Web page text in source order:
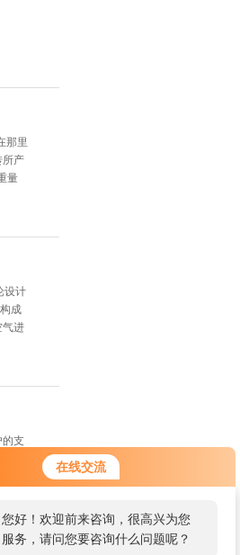
在线交流
您好！欢迎前来咨询，很高兴为您
服务，请问您要咨询什么问题呢？
那里
所产
量
设计
成
气进
支
，